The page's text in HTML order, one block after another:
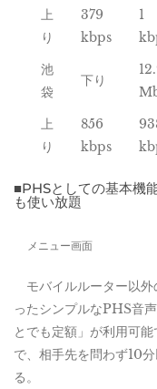
上
り
379
kbps
1
池
袋
下り
上
り
856
kbps
■PHSとしての基本機
も使い放題
メニュー画面
モバイルルーター以外
ったシンプルなPHS音
とでも定額」が利用可
で、相手先を問わず10
る。